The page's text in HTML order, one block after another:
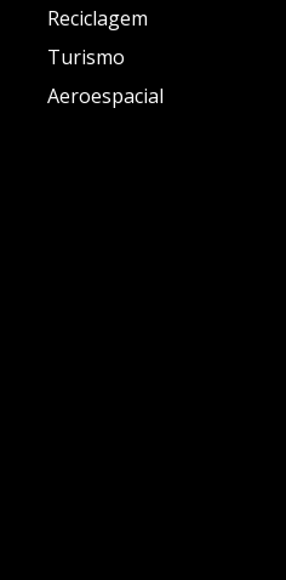
Reciclagem
Turismo
Aeroespacial